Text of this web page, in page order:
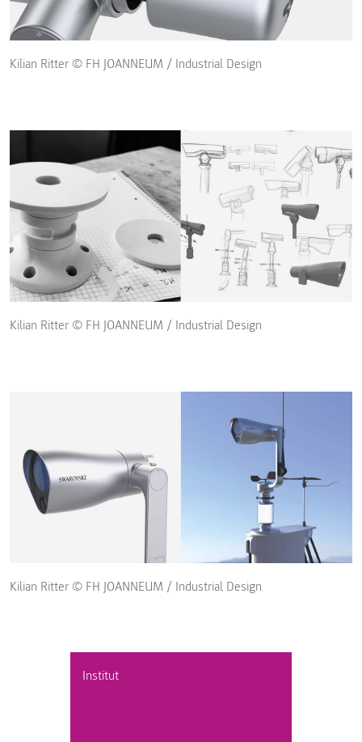
Institut
Kilian Ritter © FH JOANNEUM / Industrial Design
Kilian Ritter © FH JOANNEUM / Industrial Design
Kilian Ritter © FH JOANNEUM / Industrial Design